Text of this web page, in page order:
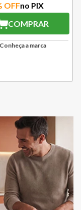
OFFno PIX
COMPRAR
Conheça a marca